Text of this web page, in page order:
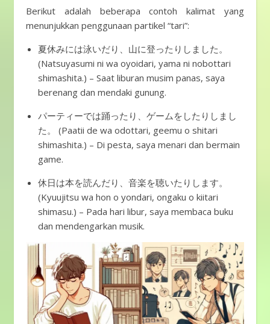
Berikut adalah beberapa contoh kalimat yang
menunjukkan penggunaan partikel “tari”:
夏休みには泳いだり、山に登ったりしました。
(Natsuyasumi ni wa oyoidari, yama ni nobottari
shimashita.) – Saat liburan musim panas, saya
berenang dan mendaki gunung.
パーティーでは踊ったり、ゲームをしたりしまし
た。 (Paatii de wa odottari, geemu o shitari
shimashita.) – Di pesta, saya menari dan bermain
game.
休日は本を読んだり、音楽を聴いたりします。
(Kyuujitsu wa hon o yondari, ongaku o kiitari
shimasu.) – Pada hari libur, saya membaca buku
dan mendengarkan musik.